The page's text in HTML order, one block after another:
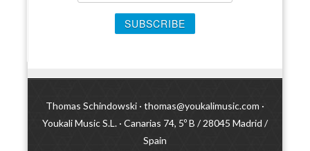
Thomas Schindowski · thomas@youkalimusic.com ·
Youkali Music S.L. · Canarias 74, 5º B / 28045 Madrid /
Spain